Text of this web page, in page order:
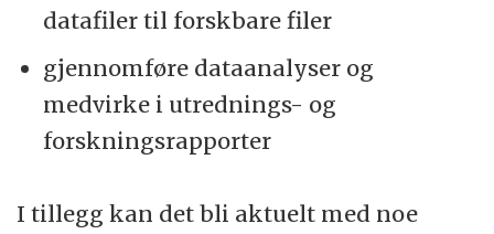
datafiler til forskbare filer
gjennomføre dataanalyser og
medvirke i utrednings- og
forskningsrapporter
I tillegg kan det bli aktuelt med noe